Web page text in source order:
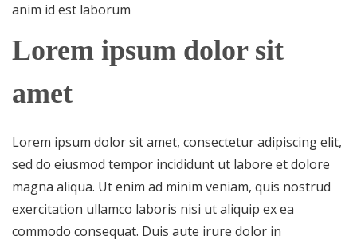
anim id est laborum
Lorem ipsum dolor sit
amet
Lorem ipsum dolor sit amet, consectetur adipiscing elit,
sed do eiusmod tempor incididunt ut labore et dolore
magna aliqua. Ut enim ad minim veniam, quis nostrud
exercitation ullamco laboris nisi ut aliquip ex ea
commodo consequat. Duis aute irure dolor in